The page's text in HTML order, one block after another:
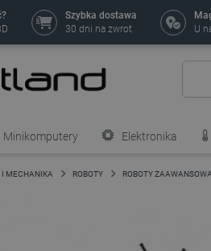
Szybka dostawa
30 dni na zwrot
U
Minikomputery Elektronika
I MECHANIKA ROBOTY ROBOTY